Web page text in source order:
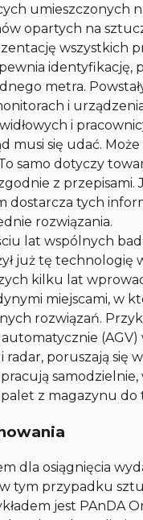
umieszczonych
opartych na
wszystkich
identyfikację,
metra.
i
i
musi się udać.
samo dotyczy
z przepisami.
dostarcza tych
rozwiązania.
lat wspólnych
już tę technologię
kilku lat
miejscami, w
rozwiązań.
poruszają się
z magazynu
dla osiągnięcia
tym przypadku
jest PAnDA